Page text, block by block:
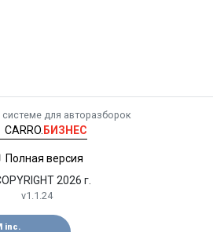
системе для авторазборок
CARRO. БИЗНЕС
Полная версия
2026 г.
v1.1.24
inc.